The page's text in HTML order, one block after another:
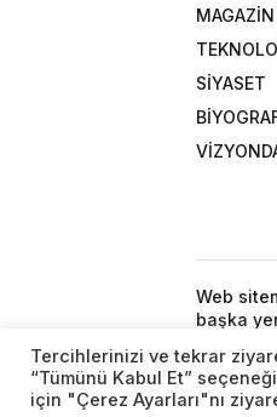
MAGAZİN
SİYASET
Web
başka
Tercihlerinizi ve tekrar
“Tümünü Kabul Et”
için "Çerez Ayarları"nı